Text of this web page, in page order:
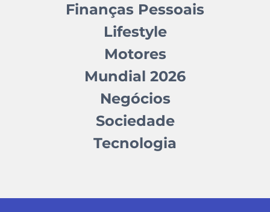
Finanças Pessoais
Lifestyle
Motores
Mundial 2026
Negócios
Sociedade
Tecnologia